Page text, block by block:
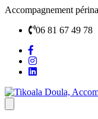
Accompagnement
06 81 67 49 78